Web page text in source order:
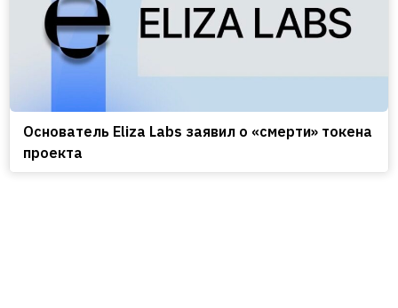
Основатель Eliza Labs заявил о «смерти» токена
проекта